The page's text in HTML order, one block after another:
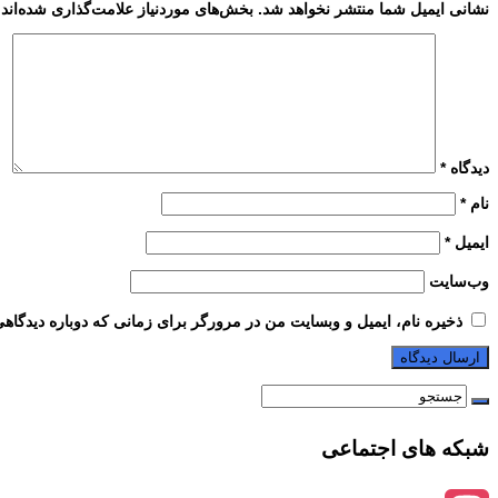
نشانی ایمیل شما منتشر نخواهد شد. بخش‌های موردنیاز علامت‌گذاری
دیدگاه*
نام*
ایمیل*
وب‌سایت
ذخیره نام، ایمیل و وبسایت من در مرورگر برای زمانی که دوباره
شبکه های اجتماعی